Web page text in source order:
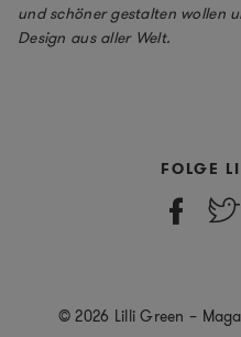
und schöner gestalten wollen
Design aus aller Welt.
FOLGE
© 2026 Lilli Green –